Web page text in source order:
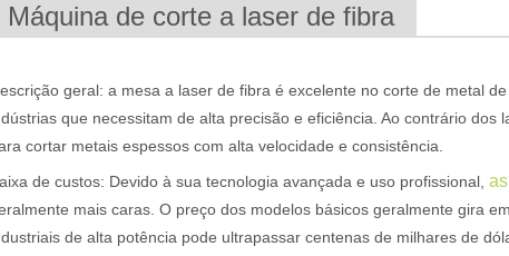
Máquina de corte a laser de fibra
geral: a mesa a laser de fibra é excelente no corte de metal
que necessitam de alta precisão e eficiência. Ao contrário
cortar metais espessos com alta velocidade e consistência.
de custos: Devido à sua tecnologia avançada e uso profissional,
mais caras. O preço dos modelos básicos geralmente gira
de alta potência pode ultrapassar centenas de milhares de